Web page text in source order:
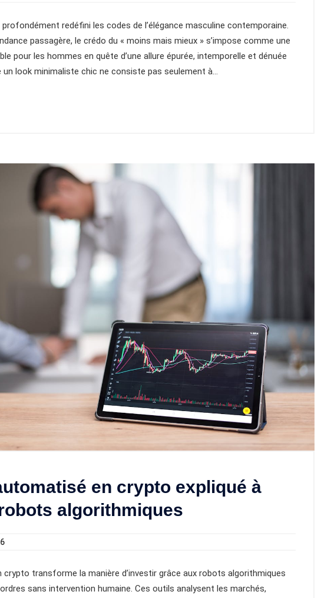
redéfini les codes de l’élégance masculine contemporaine.
passagère, le crédo du « moins mais mieux » s’impose comme une
pour les hommes en quête d’une allure épurée, intemporelle et dénuée
un look minimaliste chic ne consiste pas seulement à…
en crypto expliqué à
algorithmiques
crypto transforme la manière d’investir grâce aux robots algorithmiques
sans intervention humaine. Ces outils analysent les marchés,